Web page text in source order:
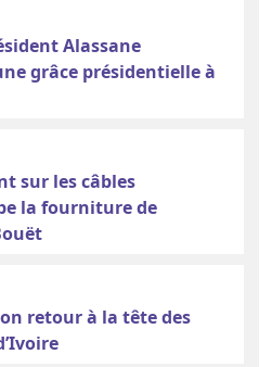
Alassane
grâce présidentielle à
sur les câbles
la fourniture de
retour à la tête des